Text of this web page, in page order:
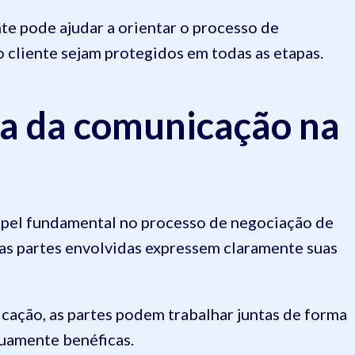
pode ajudar a orientar o processo de
sejam protegidos em todas as etapas.
da comunicação na
fundamental no processo de negociação de
partes envolvidas expressem claramente suas
as partes podem trabalhar juntas de forma
benéficas.